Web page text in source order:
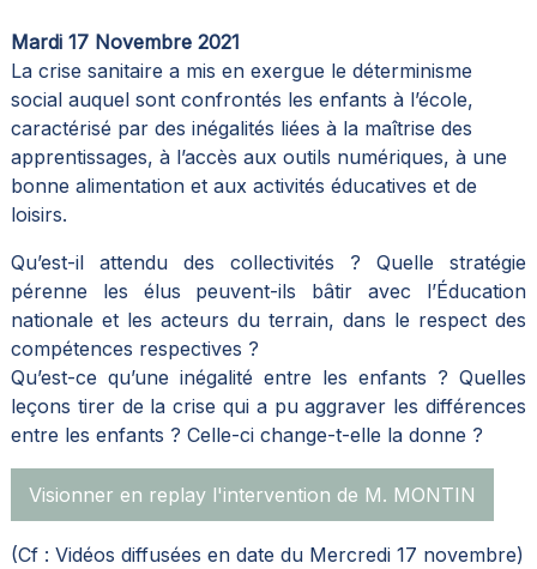
Mardi 17 Novembre 2021
La crise sanitaire a mis en exergue le déterminisme
social auquel sont confrontés les enfants à l’école,
caractérisé par des inégalités liées à la maîtrise des
apprentissages, à l’accès aux outils numériques, à une
bonne alimentation et aux activités éducatives et de
loisirs.
Qu’est-il attendu des collectivités ? Quelle stratégie
pérenne les élus peuvent-ils bâtir avec l’Éducation
nationale et les acteurs du terrain, dans le respect des
compétences respectives ?
Qu’est-ce qu’une inégalité entre les enfants ? Quelles
leçons tirer de la crise qui a pu aggraver les différences
entre les enfants ? Celle-ci change-t-elle la donne ?
Visionner en replay l'intervention de M. MONTIN
(Cf : Vidéos diffusées en date du Mercredi 17 novembre)